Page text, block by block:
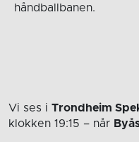
håndballbanen.
Vi ses i Trondheim
klokken 19:15 – når